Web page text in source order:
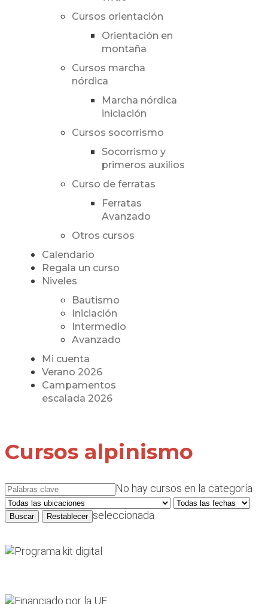
Cursos orientación
Orientación en
montaña
Cursos marcha
nórdica
Marcha nórdica
iniciación
Cursos socorrismo
Socorrismo y
primeros auxilios
Curso de ferratas
Ferratas
Avanzado
Otros cursos
Calendario
Regala un curso
Niveles
Bautismo
Iniciación
Intermedio
Avanzado
Mi cuenta
Verano 2026
Campamentos
escalada 2026
Cursos alpinismo
No hay cursos en la categoría
seleccionada